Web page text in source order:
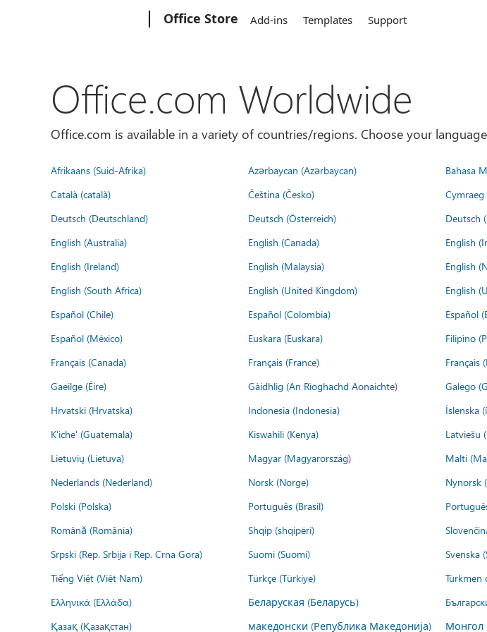
Office Store Add-ins Templates Support
Office.com Worldwide
Office.com is available in a variety of countries/regions. Choose your
Afrikaans (Suid-Afrika) Azərbaycan (Azərbaycan) Bahasa
Català (català)
Čeština (Česko)
Deutsch (Deutschland)
Deutsch (Österreich) Deutsch
English (Australia)
English (Canada) English
English (Ireland)
English (Malaysia) English
English (South Africa)
English (United Kingdom) English
Español (Chile)
Español (Colombia) Español
Español (México)
Euskara (Euskara) Filipino
Français (Canada)
Français (France) Français
Gaeilge (Éire)
Gàidhlig (An Rìoghachd Aonaichte) Galego
Hrvatski (Hrvatska)
Indonesia (Indonesia) Íslenska
K'iche' (Guatemala)
Kiswahili (Kenya) Latviešu
Lietuvių (Lietuva)
Magyar (Magyarország) Malti
Nederlands (Nederland)
Norsk (Norge) Nynorsk
Polski (Polska)
Português (Brasil)
Română (România)
Shqip (shqipëri)
Srpski (Rep. Srbija i Rep. Crna Gora)
Suomi (Suomi) Svenska
Tiếng Việt (Việt Nam)
Türkçe (Türkiye) Türkmen
Ελληνικά (Ελλάδα)
Беларуская (Беларусь)
Қазақ (Қазақстан)
македонски (Република Македонија) Монгол